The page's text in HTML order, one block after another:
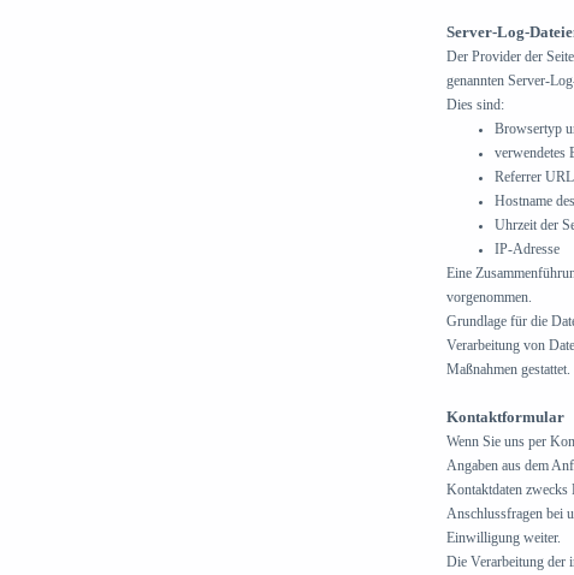
Server-Log-
Der Provider der
genannten Server-
Dies sind:
Browsertyp
verwendetes
Referrer URL
Hostname
Uhrzeit der
IP-Adresse
Eine
vorgenommen.
Grundlage für die
Verarbeitung von
Maßnahmen gestattet.
Kontaktformular
Wenn Sie uns per
Angaben aus dem
Kontaktdaten zwecks
Anschlussfragen bei
Einwilligung weiter.
Die Verarbeitung der